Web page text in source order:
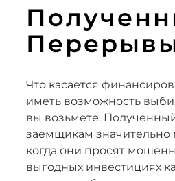
Что касается
иметь возможность
вы возьмете.
заемщикам
когда они просят
выгодных инвестициях